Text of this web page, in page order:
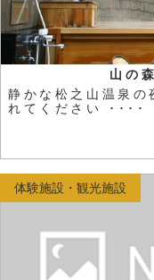
山の
静かな松之山温泉の
れてください ････
体験施設・観光施設